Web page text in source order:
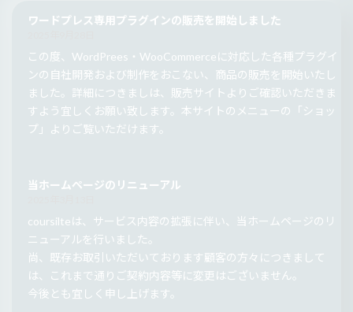
ワードプレス専用プラグインの販売を開始しました
この度、WordPrees・WooCommerceに対応した各種プラグイ
ンの自社開発および制作をおこない、商品の販売を開始いたし
ました。詳細につきましは、販売サイトよりご確認いただきま
すよう宜しくお願い致します。本サイトのメニューの「ショッ
プ」よりご覧いただけます。
当ホームページのリニューアル
coursilteは、サービス内容の拡張に伴い、当ホームページのリ
ニューアルを行いました。
尚、既存お取引いただいております顧客の方々につきまして
は、これまで通りご契約内容等に変更はございません。
今後とも宜しく申し上げます。